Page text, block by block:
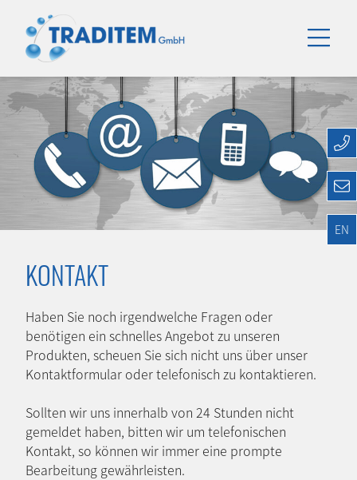
EN
KONTAKT
Haben Sie noch irgendwelche Fragen oder
benötigen ein schnelles Angebot zu unseren
Produkten, scheuen Sie sich nicht uns über unser
Kontaktformular oder telefonisch zu kontaktieren.
Sollten wir uns innerhalb von 24 Stunden nicht
gemeldet haben, bitten wir um telefonischen
Kontakt, so können wir immer eine prompte
Bearbeitung gewährleisten.